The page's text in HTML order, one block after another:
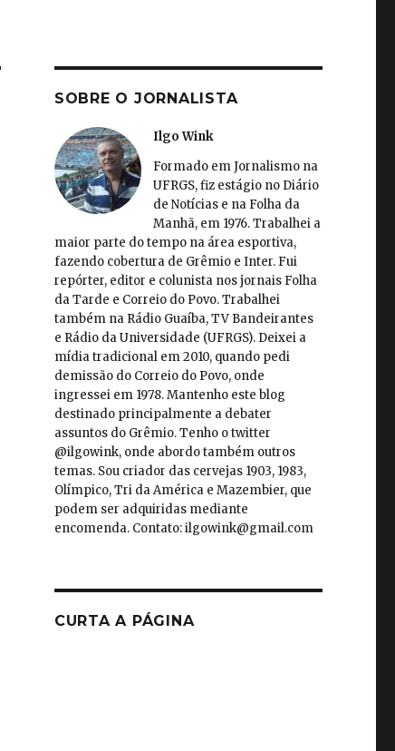
SOBRE O JORNALISTA
Ilgo Wink
Formado em Jornalismo na
UFRGS, fiz estágio no Diário
de Notícias e na Folha da
Manhã, em 1976. Trabalhei a
maior parte do tempo na área esportiva,
fazendo cobertura de Grêmio e Inter. Fui
repórter, editor e colunista nos jornais Folha
da Tarde e Correio do Povo. Trabalhei
também na Rádio Guaíba, TV Bandeirantes
e Rádio da Universidade (UFRGS). Deixei a
mídia tradicional em 2010, quando pedi
demissão do Correio do Povo, onde
ingressei em 1978. Mantenho este blog
destinado principalmente a debater
assuntos do Grêmio. Tenho o twitter
@ilgowink, onde abordo também outros
temas. Sou criador das cervejas 1903, 1983,
Olímpico, Tri da América e Mazembier, que
podem ser adquiridas mediante
encomenda. Contato: ilgowink@gmail.com
CURTA A PÁGINA